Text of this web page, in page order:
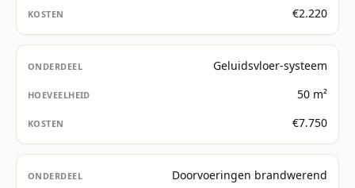
€2.220
Geluidsvloer-systeem
50 m²
€7.750
Doorvoeringen brandwerend